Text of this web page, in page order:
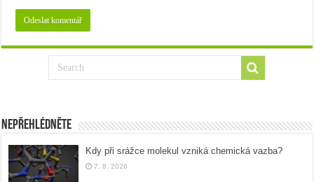
Nepřehlédněte
Kdy při srážce molekul vzniká chemická vazba?
7. 8. 2026